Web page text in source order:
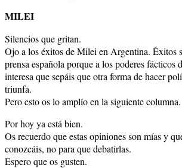
MILEI
Silencios que gritan.
Ojo a los éxitos de Milei en Argentina. Éxitos
prensa española porque a los poderes fácticos
interesa que sepáis que otra forma de hacer
triunfa.
Pero esto os lo amplío en la siguiente columna.
Por hoy ya está bien.
Os recuerdo que estas opiniones son mías y
conozcáis, no para que debatirlas.
Espero que os gusten.